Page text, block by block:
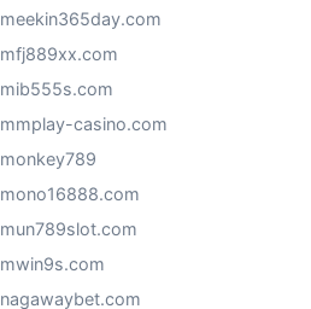
meekin365day.com
mfj889xx.com
mib555s.com
mmplay-casino.com
monkey789
mono16888.com
mun789slot.com
mwin9s.com
nagawaybet.com